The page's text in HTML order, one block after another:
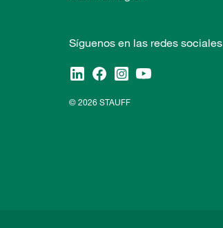
Síguenos en las redes sociales
© 2026 STAUFF